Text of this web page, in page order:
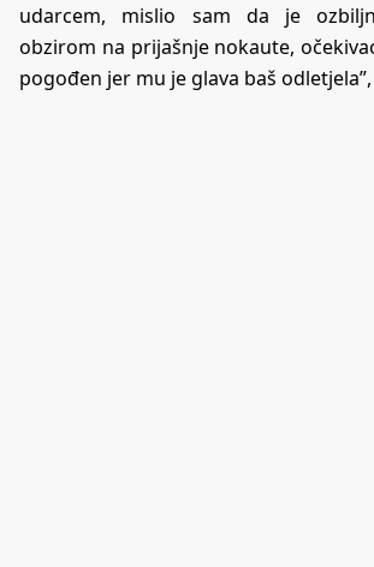
udarcem, mislio sam da je
obzirom na prijašnje nokaute,
pogođen jer mu je glava baš